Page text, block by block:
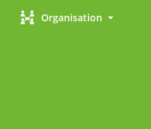
Organisation